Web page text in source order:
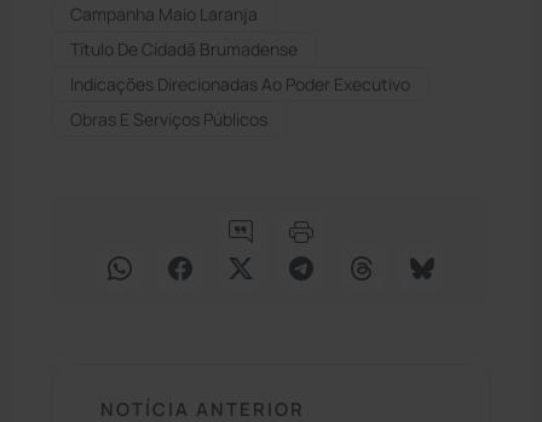
Campanha Maio Laranja
Título De Cidadã Brumadense
Indicações Direcionadas Ao Poder Executivo
Obras E Serviços Públicos
NOTÍCIA ANTERIOR